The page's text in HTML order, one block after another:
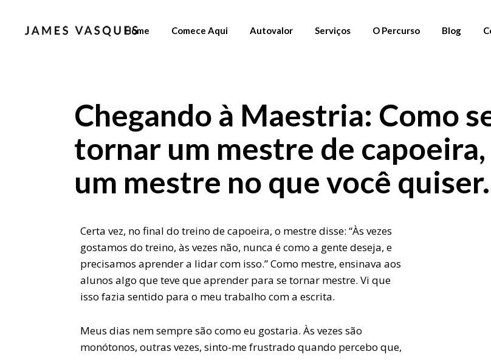
Home Comece Aqui Autovalor Serviços O Percurso
02. Percursos
Blog
Chegando à Maestria: Como
tornar um mestre de capoeira,
um mestre no que você quiser.
Certa vez, no final do treino de capoeira, o mestre disse: “Às vezes
gostamos do treino, às vezes não, nunca é como a gente deseja, e
precisamos aprender a lidar com isso.” Como mestre, ensinava aos
alunos algo que teve que aprender para se tornar mestre. Vi que
isso fazia sentido para o meu trabalho com a escrita.
Meus dias nem sempre são como eu gostaria. Às vezes são
monótonos, outras vezes, sinto-me frustrado quando percebo que,